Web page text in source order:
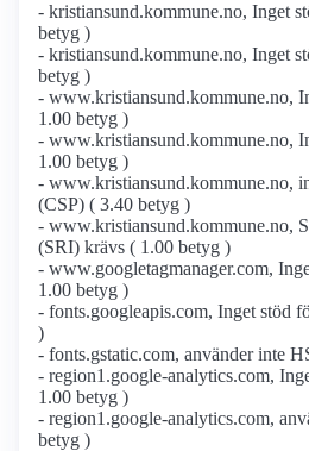
- kristiansund.kommune.no, Inget
betyg )
- kristiansund.kommune.no, Inget
betyg )
- www.kristiansund.kommune.no,
1.00 betyg )
- www.kristiansund.kommune.no,
1.00 betyg )
- www.kristiansund.kommune.no,
(CSP) ( 3.40 betyg )
- www.kristiansund.kommune.no,
(SRI) krävs ( 1.00 betyg )
- www.googletagmanager.com,
1.00 betyg )
- fonts.googleapis.com, Inget stöd
)
- fonts.gstatic.com, använder inte
- region1.google-analytics.com,
1.00 betyg )
- region1.google-analytics.com,
betyg )